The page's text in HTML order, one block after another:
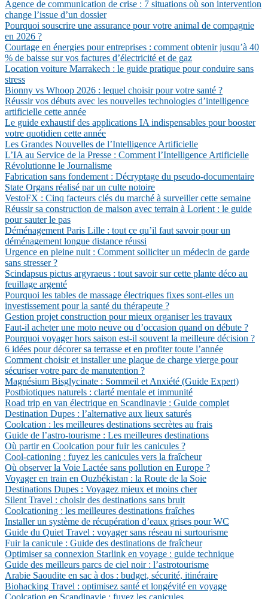
Agence de communication de crise : 7 situations où son intervention
change l’issue d’un dossier
Pourquoi souscrire une assurance pour votre animal de compagnie
en 2026 ?
Courtage en énergies pour entreprises : comment obtenir jusqu’à 40
% de baisse sur vos factures d’électricité et de gaz
Location voiture Marrakech : le guide pratique pour conduire sans
stress
Bionny vs Whoop 2026 : lequel choisir pour votre santé ?
Réussir vos débuts avec les nouvelles technologies d’intelligence
artificielle cette année
Le guide exhaustif des applications IA indispensables pour booster
votre quotidien cette année
Les Grandes Nouvelles de l’Intelligence Artificielle
L’IA au Service de la Presse : Comment l’Intelligence Artificielle
Révolutionne le Journalisme
Fabrication sans fondement : Décryptage du pseudo-documentaire
State Organs réalisé par un culte notoire
VestoFX : Cinq facteurs clés du marché à surveiller cette semaine
Réussir sa construction de maison avec terrain à Lorient : le guide
pour sauter le pas
Déménagement Paris Lille : tout ce qu’il faut savoir pour un
déménagement longue distance réussi
Urgence en pleine nuit : Comment solliciter un médecin de garde
sans stresser ?
Scindapsus pictus argyraeus : tout savoir sur cette plante déco au
feuillage argenté
Pourquoi les tables de massage électriques fixes sont-elles un
investissement pour la santé du thérapeute ?
Gestion projet construction pour mieux organiser les travaux
Faut-il acheter une moto neuve ou d’occasion quand on débute ?
Pourquoi voyager hors saison est-il souvent la meilleure décision ?
6 idées pour décorer sa terrasse et en profiter toute l’année
Comment choisir et installer une plaque de charge vierge pour
sécuriser votre parc de manutention ?
Magnésium Bisglycinate : Sommeil et Anxiété (Guide Expert)
Postbiotiques naturels : clarté mentale et immunité
Road trip en van électrique en Scandinavie : Guide complet
Destination Dupes : l’alternative aux lieux saturés
Coolcation : les meilleures destinations secrètes au frais
Guide de l’astro-tourisme : Les meilleures destinations
Où partir en Coolcation pour fuir les canicules ?
Cool-cationing : fuyez les canicules vers la fraîcheur
Où observer la Voie Lactée sans pollution en Europe ?
Voyager en train en Ouzbékistan : la Route de la Soie
Destinations Dupes : Voyagez mieux et moins cher
Silent Travel : choisir des destinations sans bruit
Coolcationing : les meilleures destinations fraîches
Installer un système de récupération d’eaux grises pour WC
Guide du Quiet Travel : voyager sans réseau ni surtourisme
Fuir la canicule : Guide des destinations de fraîcheur
Optimiser sa connexion Starlink en voyage : guide technique
Guide des meilleurs parcs de ciel noir : l’astrotourisme
Arabie Saoudite en sac à dos : budget, sécurité, itinéraire
Biohacking Travel : optimisez santé et longévité en voyage
Coolcation en Scandinavie : fuyez les canicules